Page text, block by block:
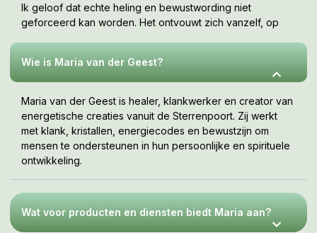
Ik geloof dat echte heling en bewustwording niet
geforceerd kan worden. Het ontvouwt zich vanzelf, op
Wie is Maria van der Geest?
Maria van der Geest is healer, klankwerker en creator van
energetische creaties vanuit de Sterrenpoort. Zij werkt
met klank, kristallen, energiecodes en bewustzijn om
mensen te ondersteunen in hun persoonlijke en spirituele
ontwikkeling.
Wat voor producten en diensten biedt Maria aan?